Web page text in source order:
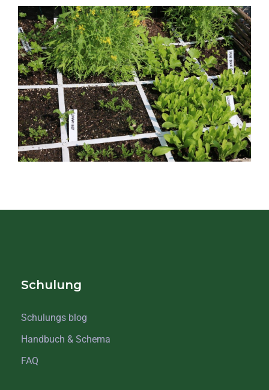
Schulung
Schulungs blog
Handbuch & Schema
FAQ